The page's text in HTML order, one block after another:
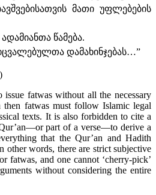
მათი უფლებების
წამება.
დამახინჯებას…”
fatwas without all the necessary
then fatwas must follow Islamic legal
texts. It is also forbidden to cite a
part of a verse—to derive a
that the Qur’an and Hadith
other words, there are strict subjective
fatwas, and one cannot ‘cherry-pick’
without considering the entire